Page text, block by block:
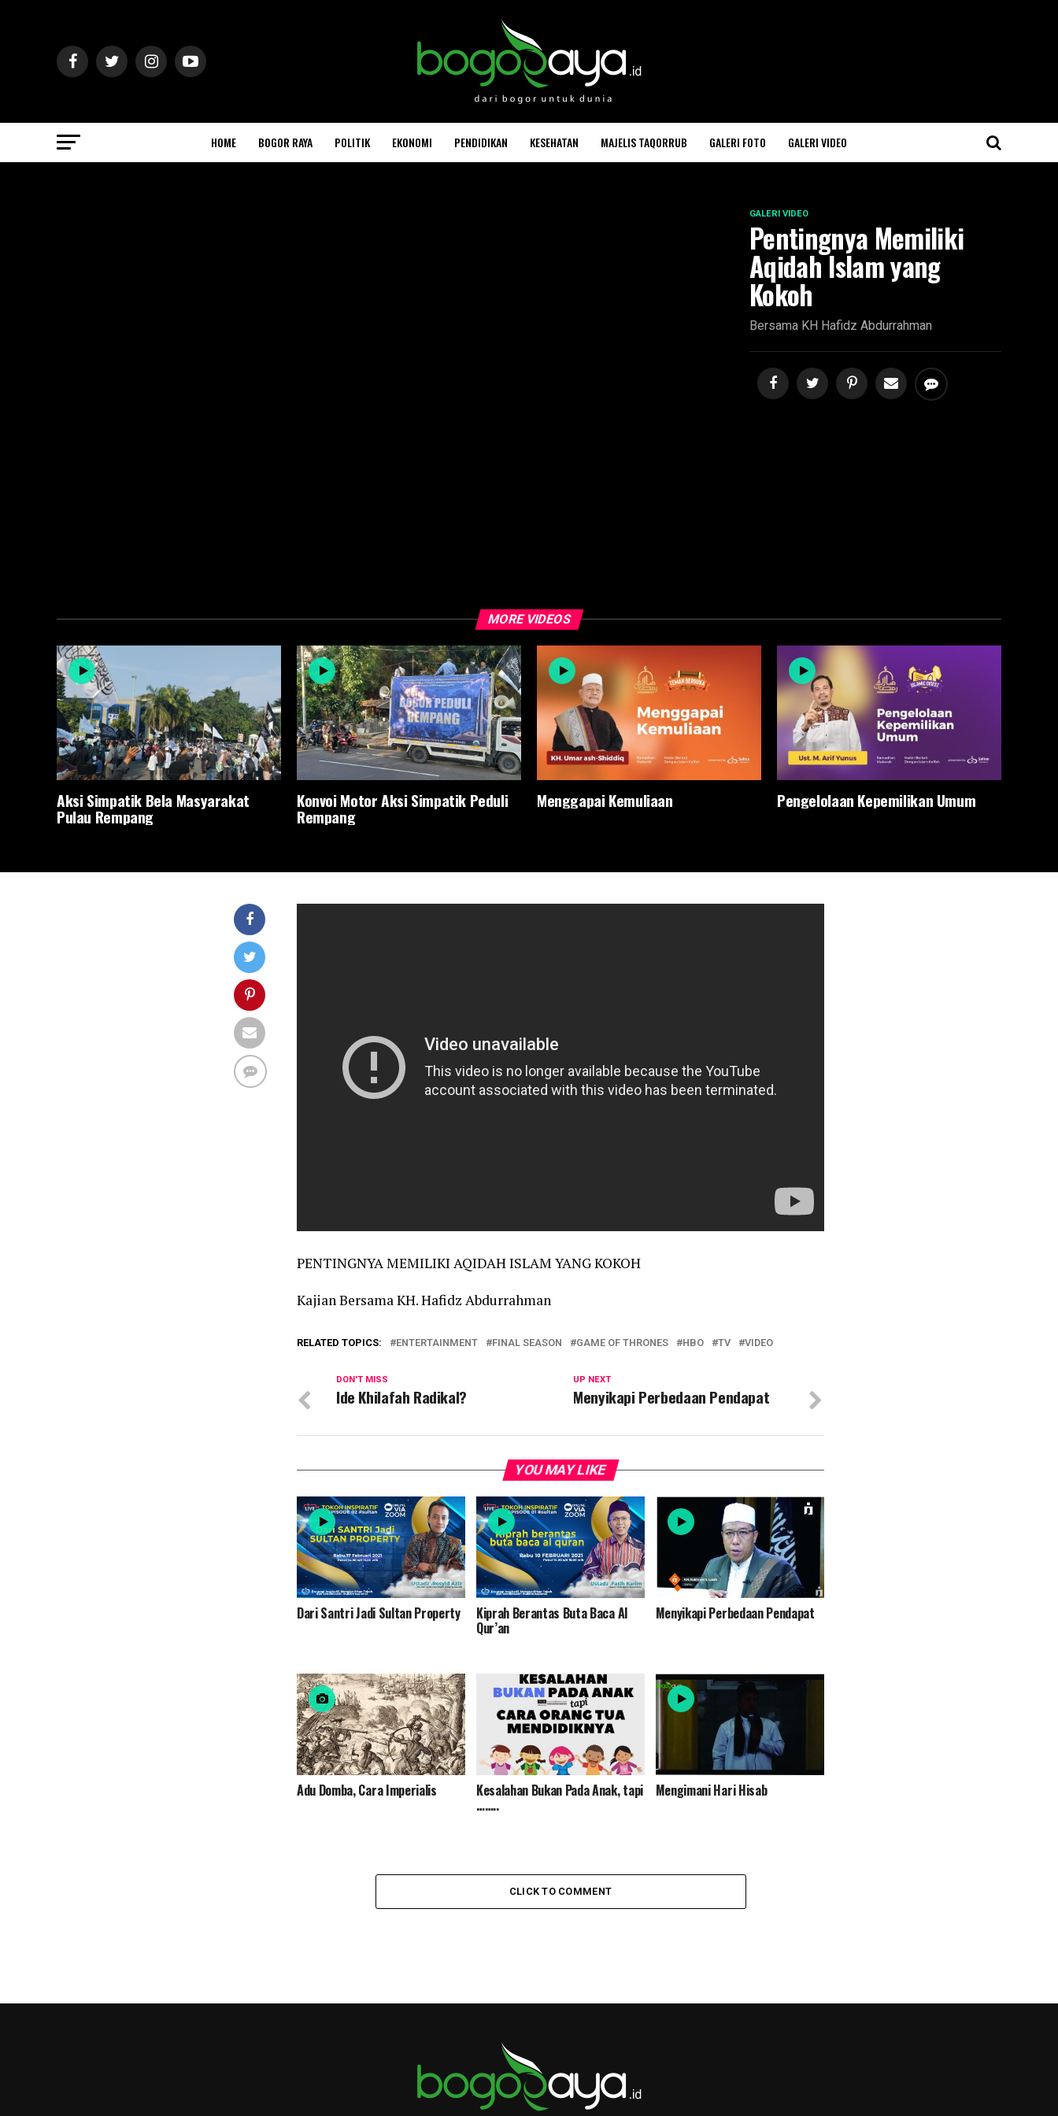
HOME BOGOR RAYA POLITIK EKONOMI PENDIDIKAN KESEHATAN MAJELIS TAQORRUB GALERI FOTO GALERI VIDEO
GALERI VIDEO
Pentingnya Memiliki
Aqidah Islam yang
Kokoh
Bersama KH Hafidz Abdurrahman
MORE VIDEOS
Aksi Simpatik Bela Masyarakat
Pulau Rempang
Konvoi Motor Aksi Simpatik Peduli
Rempang
Menggapai Kemuliaan Pengelolaan Kepemilikan Umum
PENTINGNYA MEMILIKI AQIDAH ISLAM YANG KOKOH
Kajian Bersama KH. Hafidz Abdurrahman
RELATED TOPICS: ENTERTAINMENT FINAL SEASON GAME OF THRONES HBO TV VIDEO
UP NEXT
Menyikapi Perbedaan Pendapat
DON'T MISS
Ide Khilafah Radikal?
YOU MAY LIKE
Dari Santri Jadi Sultan Property Kiprah Berantas Buta Baca Al
Qur’an
Menyikapi Perbedaan Pendapat
Adu Domba, Cara Imperialis Kesalahan Bukan Pada Anak, tapi
……..
Mengimani Hari Hisab
CLICK TO COMMENT